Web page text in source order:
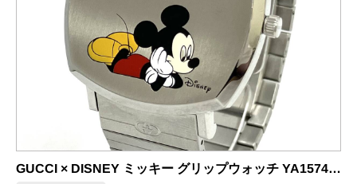
GUCCI × DISNEY ミッキー グリップウォッチ YA157419